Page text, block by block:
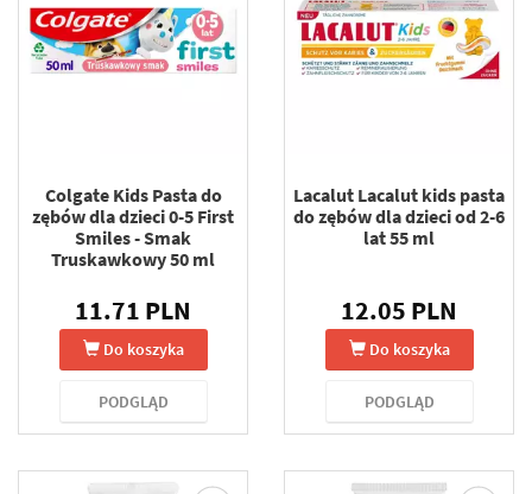
Colgate Kids Pasta do
zębów dla dzieci 0-5 First
Smiles - Smak
Truskawkowy 50 ml
11.71 PLN
Do koszyka
PODGLĄD
Lacalut Lacalut kids pasta
do zębów dla dzieci od 2-6
lat 55 ml
12.05 PLN
Do koszyka
PODGLĄD